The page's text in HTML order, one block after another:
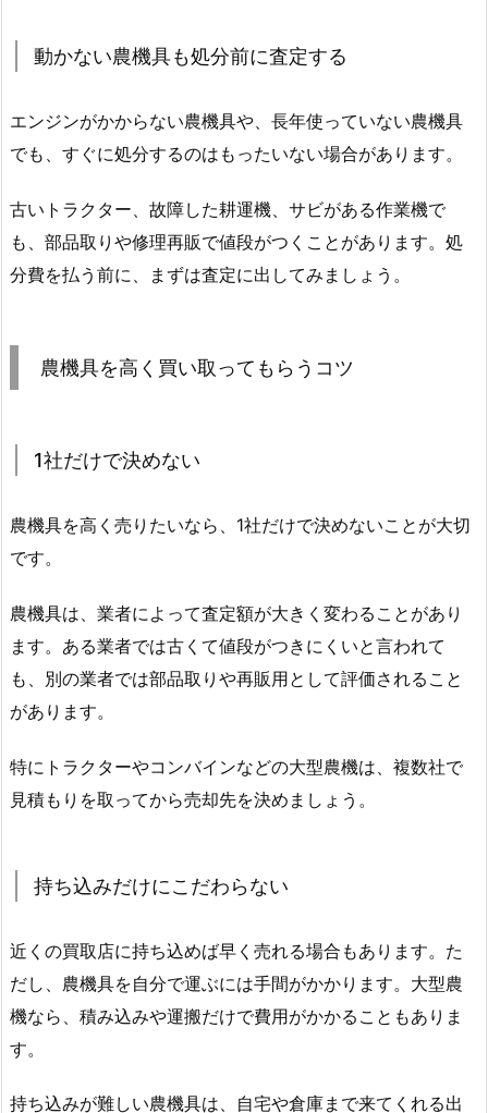
動かない農機具も処分前に査定する
エンジンがかからない農機具や、長年使っていない農機具
でも、すぐに処分するのはもったいない場合があります。
古いトラクター、故障した耕運機、サビがある作業機で
も、部品取りや修理再販で値段がつくことがあります。処
分費を払う前に、まずは査定に出してみましょう。
農機具を高く買い取ってもらうコツ
1社だけで決めない
農機具を高く売りたいなら、1社だけで決めないことが大切
です。
農機具は、業者によって査定額が大きく変わることがあり
ます。ある業者では古くて値段がつきにくいと言われて
も、別の業者では部品取りや再販用として評価されること
があります。
特にトラクターやコンバインなどの大型農機は、複数社で
見積もりを取ってから売却先を決めましょう。
持ち込みだけにこだわらない
近くの買取店に持ち込めば早く売れる場合もあります。た
だし、農機具を自分で運ぶには手間がかかります。大型農
機なら、積み込みや運搬だけで費用がかかることもありま
す。
持ち込みが難しい農機具は、自宅や倉庫まで来てくれる出